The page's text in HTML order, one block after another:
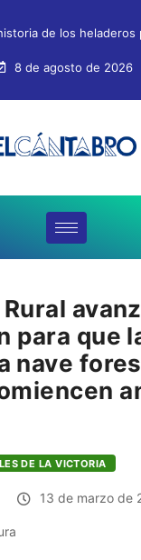
de los heladeros
8 de agosto de 2026
para que
nave
DE LA VICTORIA
13 de marzo de